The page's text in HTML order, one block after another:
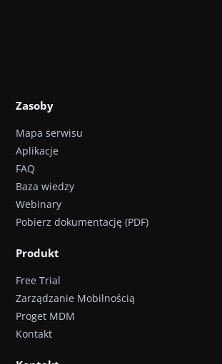
Zasoby
Mapa serwisu
Aplikacje
FAQ
Baza wiedzy
Webinary
Pobierz dokumentację (PDF)
Produkt
Free Trial
Zarządzanie Mobilnością
Proget MDM
Kontakt